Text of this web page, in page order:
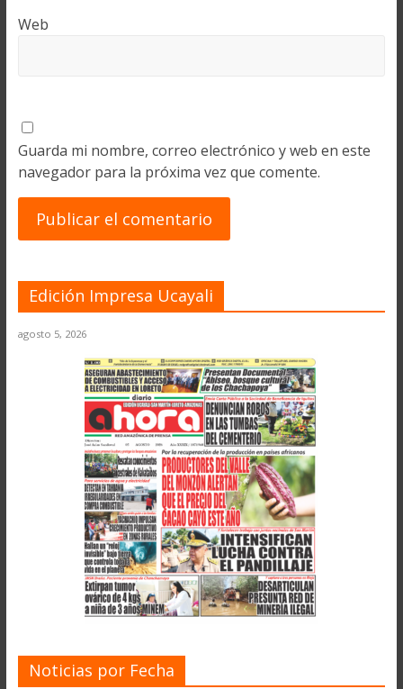
Web
Guarda mi nombre, correo electrónico y web en este
navegador para la próxima vez que comente.
Edición Impresa Ucayali
agosto 5, 2026
Noticias por Fecha